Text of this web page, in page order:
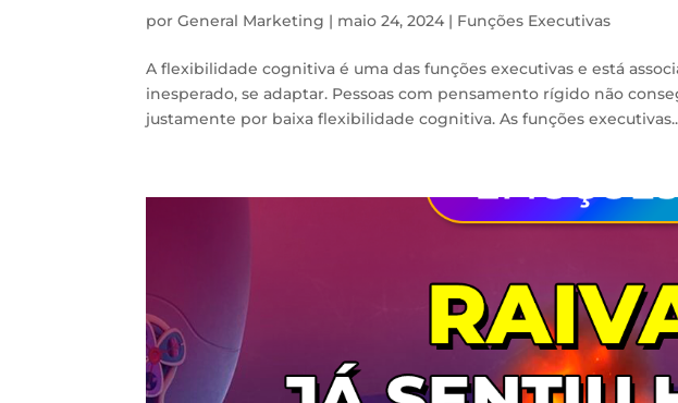
porGeneral Marketing | maio 24, 2024 | Funções Executivas
A flexibilidade cognitiva é uma das funções executivas e está
inesperado, se adaptar. Pessoas com pensamento rígido não
justamente por baixa flexibilidade cognitiva. As funções